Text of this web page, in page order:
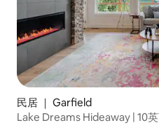
民居 ｜ Garfield
Lake Dreams Hideaway | 10